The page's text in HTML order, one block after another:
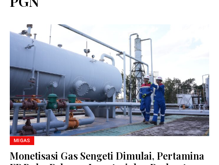
MIGAS
Monetisasi Gas Sengeti Dimulai, Pertamina